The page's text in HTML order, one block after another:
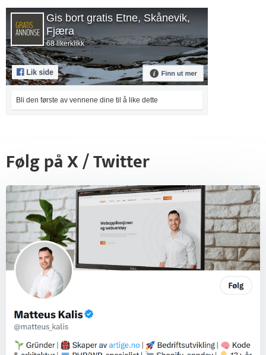
Gis bort gratis Etne, Skånevik,
Fjæra
68 likerklikk
Bli den første av vennene dine til å like dette
Følg på X / Twitter